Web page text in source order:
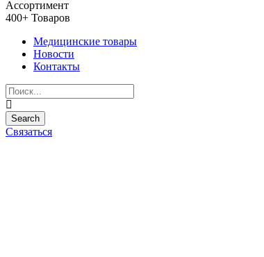
Ассортимент
400+ Товаров
Медицинские товары
Новости
Контакты
Связаться